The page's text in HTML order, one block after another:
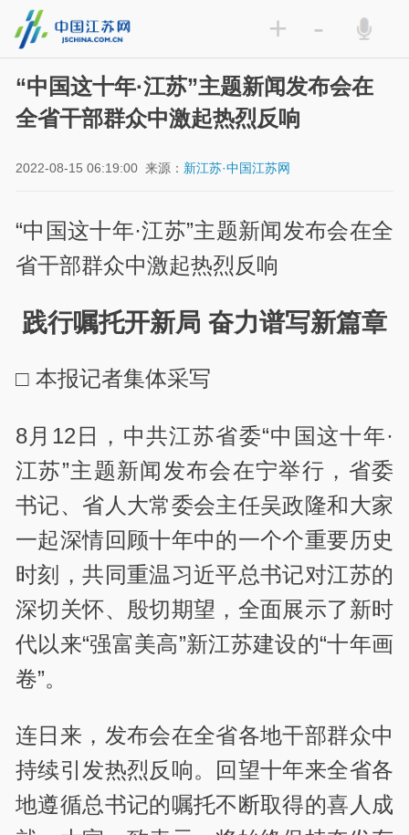
+ -
“中国这十年·江苏”主题新闻发布会在
全省干部群众中激起热烈反响
2022-08-15 06:19:00 来源： 新江苏·中国江苏网
“中国这十年·江苏”主题新闻发布会在全
省干部群众中激起热烈反响
践行嘱托开新局 奋力谱写新篇章
□ 本报记者集体采写
8月12日，中共江苏省委“中国这十年·
江苏”主题新闻发布会在宁举行，省委
书记、省人大常委会主任吴政隆和大家
一起深情回顾十年中的一个个重要历史
时刻，共同重温习近平总书记对江苏的
深切关怀、殷切期望，全面展示了新时
代以来“强富美高”新江苏建设的“十年画
卷”。
连日来，发布会在全省各地干部群众中
持续引发热烈反响。回望十年来全省各
地遵循总书记的嘱托不断取得的喜人成